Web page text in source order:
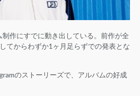
作にすでに動き出している。前作が全
てからわずか1ヶ月足らずでの発表とな
のストーリーズで、アルバムの好成